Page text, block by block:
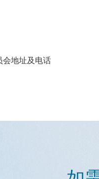
会地址及电话